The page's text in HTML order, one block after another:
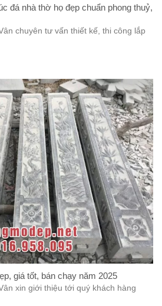
đá nhà thờ họ đẹp chuẩn phong thuỷ,
chuyên tư vấn thiết kế, thi công lắp
giá tốt, bán chạy năm 2025
xin giới thiệu tới quý khách hàng